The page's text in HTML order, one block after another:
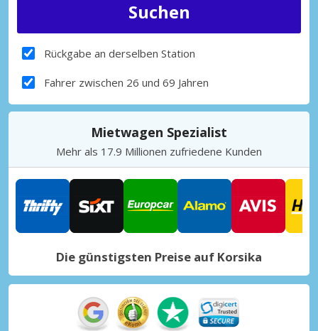
Korsika, Bastia, Frankreich
Korsika, Calvi (Alle gebeiche)
Korsika, Calvi, Frankreich
Chartres Stadt
Korsika, Ajaccio Les Cannes
Korsika, Ajaccio Les Cannes, Frankreich
Korsika, Ajaccio Mezzavia
Korsika, Ajaccio Mezzavia, Frankreich
Korsika, Corte Stadt
Korsika, Corte, Frankreich
Korsika, Ghisonaccia Stadt
Korsika, Ghisonaccia, Frankreich
Korsika, Porticcio Stadt
Korsika, Porticcio, Frankreich
Rückgabe an derselben Station
Fahrer zwischen 26 und 69 Jahren
Mietwagen Spezialist
Mehr als 17.9 Millionen zufriedene Kunden
Die günstigsten Preise auf Korsika